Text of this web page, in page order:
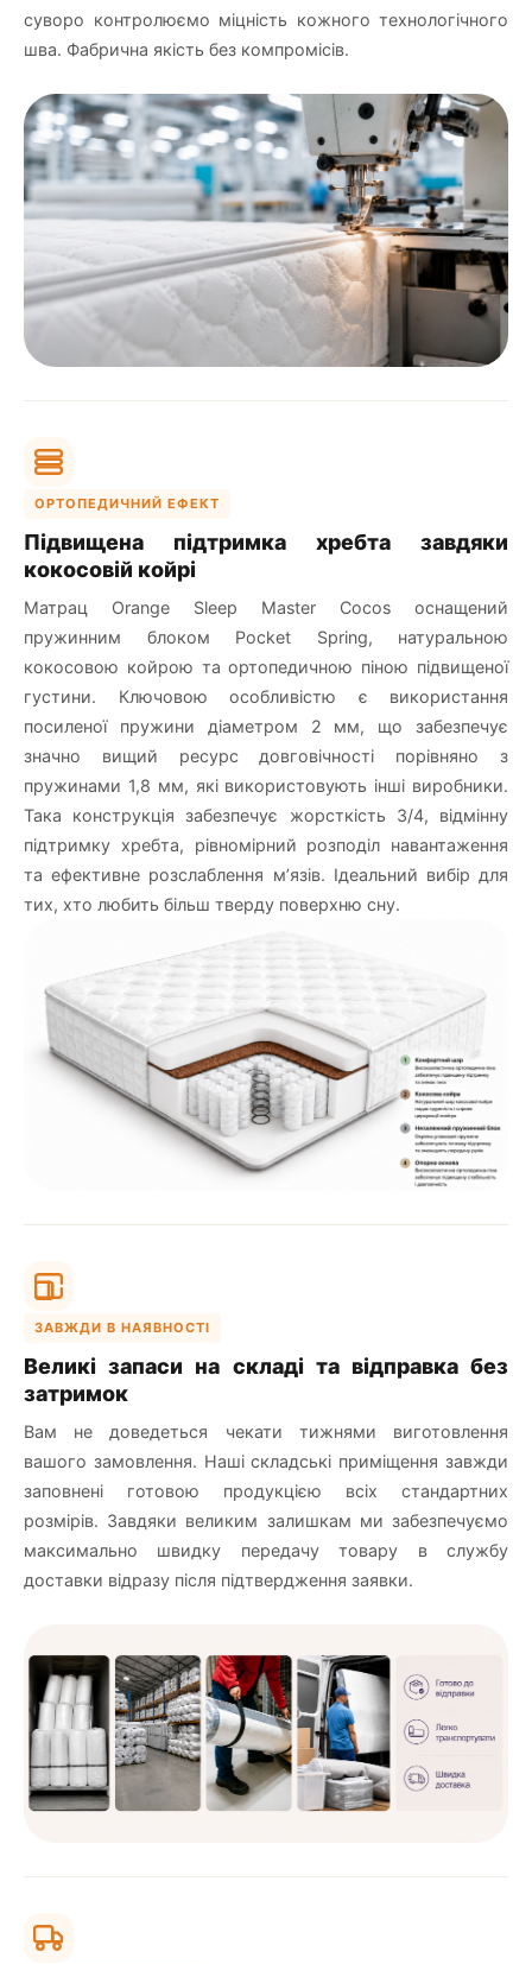
суворо контролюємо міцність кожного технологічного
шва. Фабрична якість без компромісів.
ОРТОПЕДИЧНИЙ ЕФЕКТ
Підвищена підтримка хребта завдяки
кокосовій койрі
Матрац Orange Sleep Master Cocos оснащений
пружинним блоком Pocket Spring, натуральною
кокосовою койрою та ортопедичною піною підвищеної
густини. Ключовою особливістю є використання
посиленої пружини діаметром 2 мм, що забезпечує
значно вищий ресурс довговічності порівняно з
пружинами 1,8 мм, які використовують інші виробники.
Така конструкція забезпечує жорсткість 3/4, відмінну
підтримку хребта, рівномірний розподіл навантаження
та ефективне розслаблення м’язів. Ідеальний вибір для
тих, хто любить більш тверду поверхню сну.
ЗАВЖДИ В НАЯВНОСТІ
Великі запаси на складі та відправка без
затримок
Вам не доведеться чекати тижнями виготовлення
вашого замовлення. Наші складські приміщення завжди
заповнені готовою продукцією всіх стандартних
розмірів. Завдяки великим залишкам ми забезпечуємо
максимально швидку передачу товару в службу
доставки відразу після підтвердження заявки.